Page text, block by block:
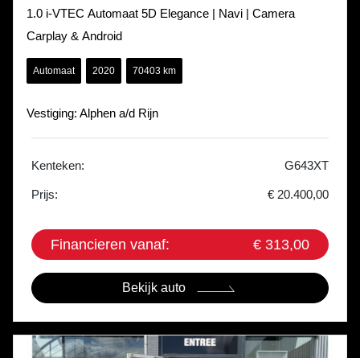
1.0 i-VTEC Automaat 5D Elegance | Navi | Camera
Carplay & Android
Automaat 2020 70403 km
Vestiging: Alphen a/d Rijn
Kenteken: G643XT
Prijs: € 20.400,00
Financieren vanaf: € 313,00
Bekijk auto